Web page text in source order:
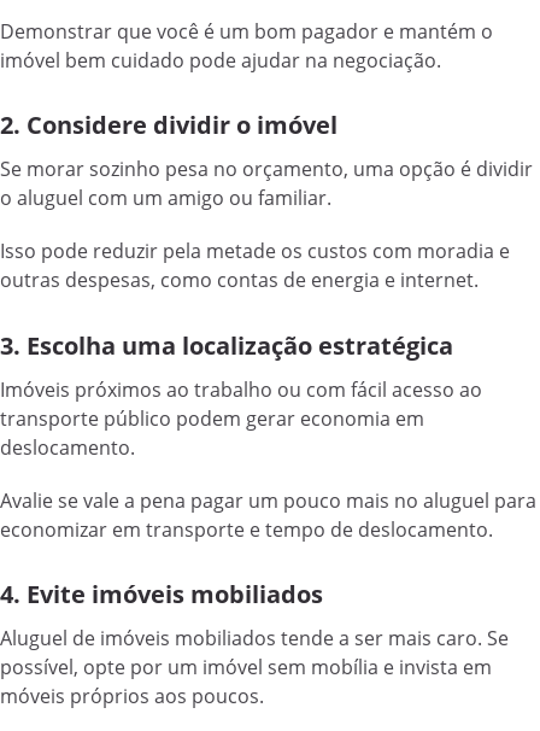
Demonstrar que você é um bom pagador e mantém o
imóvel bem cuidado pode ajudar na negociação.
2. Considere dividir o imóvel
Se morar sozinho pesa no orçamento, uma opção é dividir
o aluguel com um amigo ou familiar.
Isso pode reduzir pela metade os custos com moradia e
outras despesas, como contas de energia e internet.
3. Escolha uma localização estratégica
Imóveis próximos ao trabalho ou com fácil acesso ao
transporte público podem gerar economia em
deslocamento.
Avalie se vale a pena pagar um pouco mais no aluguel para
economizar em transporte e tempo de deslocamento.
4. Evite imóveis mobiliados
Aluguel de imóveis mobiliados tende a ser mais caro. Se
possível, opte por um imóvel sem mobília e invista em
móveis próprios aos poucos.